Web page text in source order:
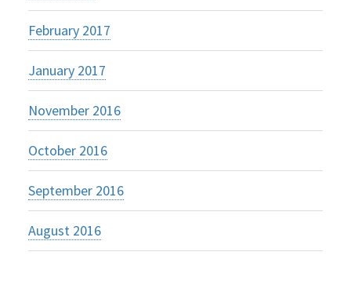
February 2017
January 2017
November 2016
October 2016
September 2016
August 2016